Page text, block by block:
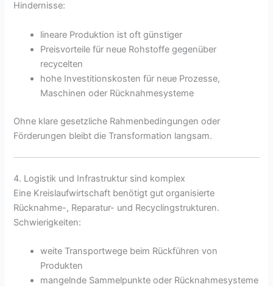
Hindernisse:
lineare Produktion ist oft günstiger
Preisvorteile für neue Rohstoffe gegenüber
recycelten
hohe Investitionskosten für neue Prozesse,
Maschinen oder Rücknahmesysteme
Ohne klare gesetzliche Rahmenbedingungen oder
Förderungen bleibt die Transformation langsam.
4. Logistik und Infrastruktur sind komplex
Eine Kreislaufwirtschaft benötigt gut organisierte
Rücknahme-, Reparatur- und Recyclingstrukturen.
Schwierigkeiten:
weite Transportwege beim Rückführen von
Produkten
mangelnde Sammelpunkte oder Rücknahmesysteme